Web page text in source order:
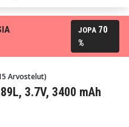
JOPA 70
%
Arvostelut)
3.7V, 3400 mAh